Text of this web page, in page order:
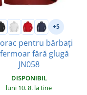
+5
pentru bărbați
fără glugă
JN058
DISPONIBIL
luni 10. 8. la tine